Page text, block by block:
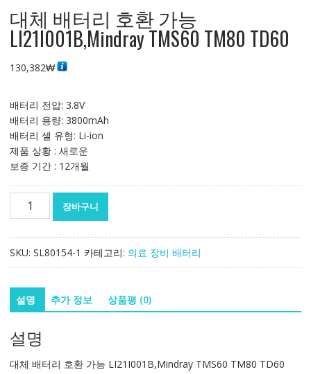
대체 배터리 호환 가능
LI21I001B,Mindray TMS60 TM80 TD60
130,382₩
배터리 전압: 3.8V
배터리 용량: 3800mAh
배터리 셀 유형: Li-ion
제품 상황 : 새로운
보증 기간 : 12개월
리
환
가
LI21I001B,Mindray
TMS60
TM80
장바구니
SKU: SL80154-1 카테고리: 의료 장비 배터리
설명 추가 정보 상품평 (0)
설명
대체 배터리 호환 가능 LI21I001B,Mindray TMS60 TM80 TD60